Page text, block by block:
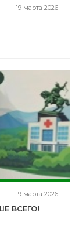
19 марта 2026
19 марта 2026
ВСЕГО!